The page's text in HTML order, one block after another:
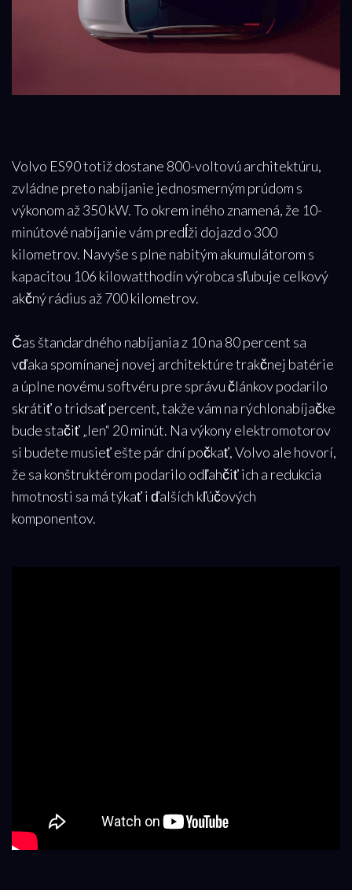
Volvo ES90 totiž dostane 800-voltovú architektúru,
zvládne preto nabíjanie jednosmerným prúdom s
výkonom až 350 kW. To okrem iného znamená, že 10-
minútové nabíjanie vám predĺži dojazd o 300
kilometrov. Navyše s plne nabitým akumulátorom s
kapacitou 106 kilowatthodín výrobca sľubuje celkový
akčný rádius až 700 kilometrov.
Čas štandardného nabíjania z 10 na 80 percent sa
vďaka spomínanej novej architektúre trakčnej batérie
a úplne novému softvéru pre správu článkov podarilo
skrátiť o tridsať percent, takže vám na rýchlonabíjačke
bude stačiť „len“ 20 minút. Na výkony elektromotorov
si budete musieť ešte pár dní počkať, Volvo ale hovorí,
že sa konštruktérom podarilo odľahčiť ich a redukcia
hmotnosti sa má týkať i ďalších kľúčových
komponentov.